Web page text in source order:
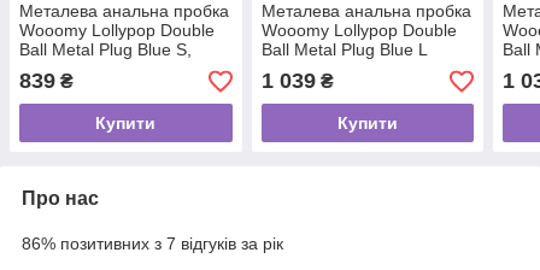
Металева анальна пробка
Wooomy Lollypop Double
Ball Metal Plug Blue S,
діаметр 2,8см, довжина
8,5см
839 ₴
Купити
Металева анальна пробка
Wooomy Lollypop Double
Ball Metal Plug Blue L
діаметр 3,5 см, довжина
10,5см
1 039₴
Купити
Ball
1
Про нас
86% позитивних з 7 відгуків за рік